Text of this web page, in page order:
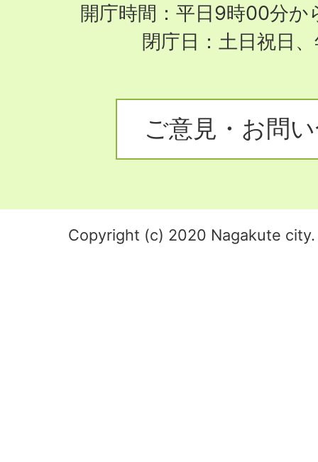
開庁時間：平日9時00分か
閉庁日：土日祝日
ご意見・お問
Copyright (c) 2020 Nagakute